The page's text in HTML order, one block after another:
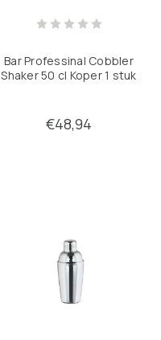
Bar Professinal Cobbler
Shaker 50 cl Koper 1 stuk
€48,94